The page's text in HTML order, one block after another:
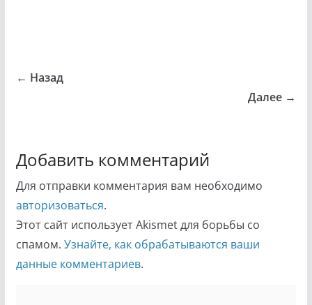
← Назад
Далее →
Добавить комментарий
Для отправки комментария вам необходимо
авторизоваться.
Этот сайт использует Akismet для борьбы со
спамом. Узнайте, как обрабатываются ваши
данные комментариев.